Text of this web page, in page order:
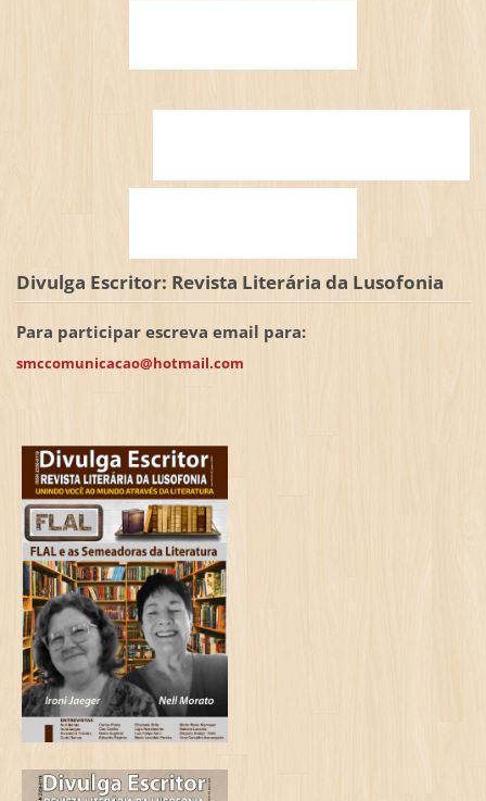
Divulga Escritor: Revista Literária da Lusofonia
Para participar escreva email para:
smccomunicacao@hotmail.com